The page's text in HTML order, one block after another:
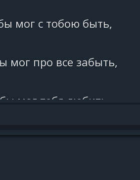
мог с тобою быть,
мог про все забыть,
мог тебя любить,
Но это лишь игра.